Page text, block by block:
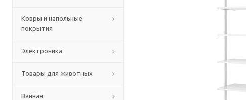
Ковры и напольные
покрытия
Электроника
Товары для животных
Ванная